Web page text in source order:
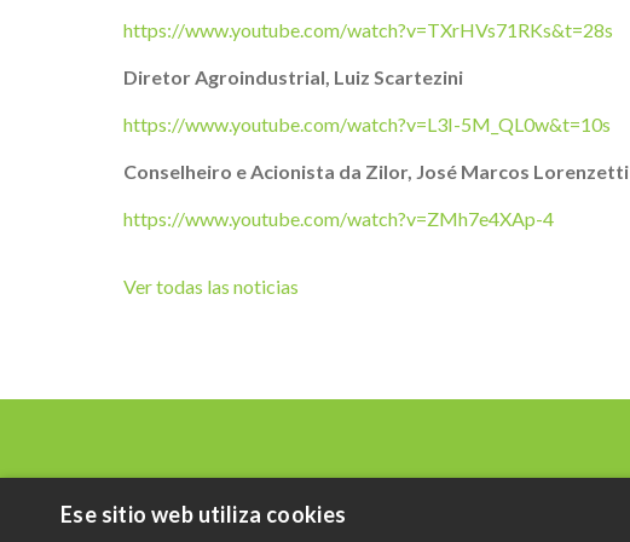
https://www.youtube.com/watch?v=TXrHVs71RKs&t=28s
Diretor Agroindustrial, Luiz Scartezini
https://www.youtube.com/watch?v=L3I-5M_QL0w&t=10s
Conselheiro e Acionista da Zilor, José Marcos Lorenzetti
https://www.youtube.com/watch?v=ZMh7e4XAp-4
Ver todas las noticias
Ese sitio web utiliza cookies